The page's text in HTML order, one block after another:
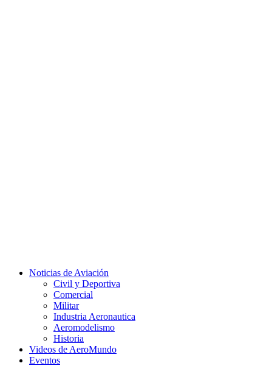
Noticias de Aviación
Civil y Deportiva
Comercial
Militar
Industria Aeronautica
Aeromodelismo
Historia
Videos de AeroMundo
Eventos